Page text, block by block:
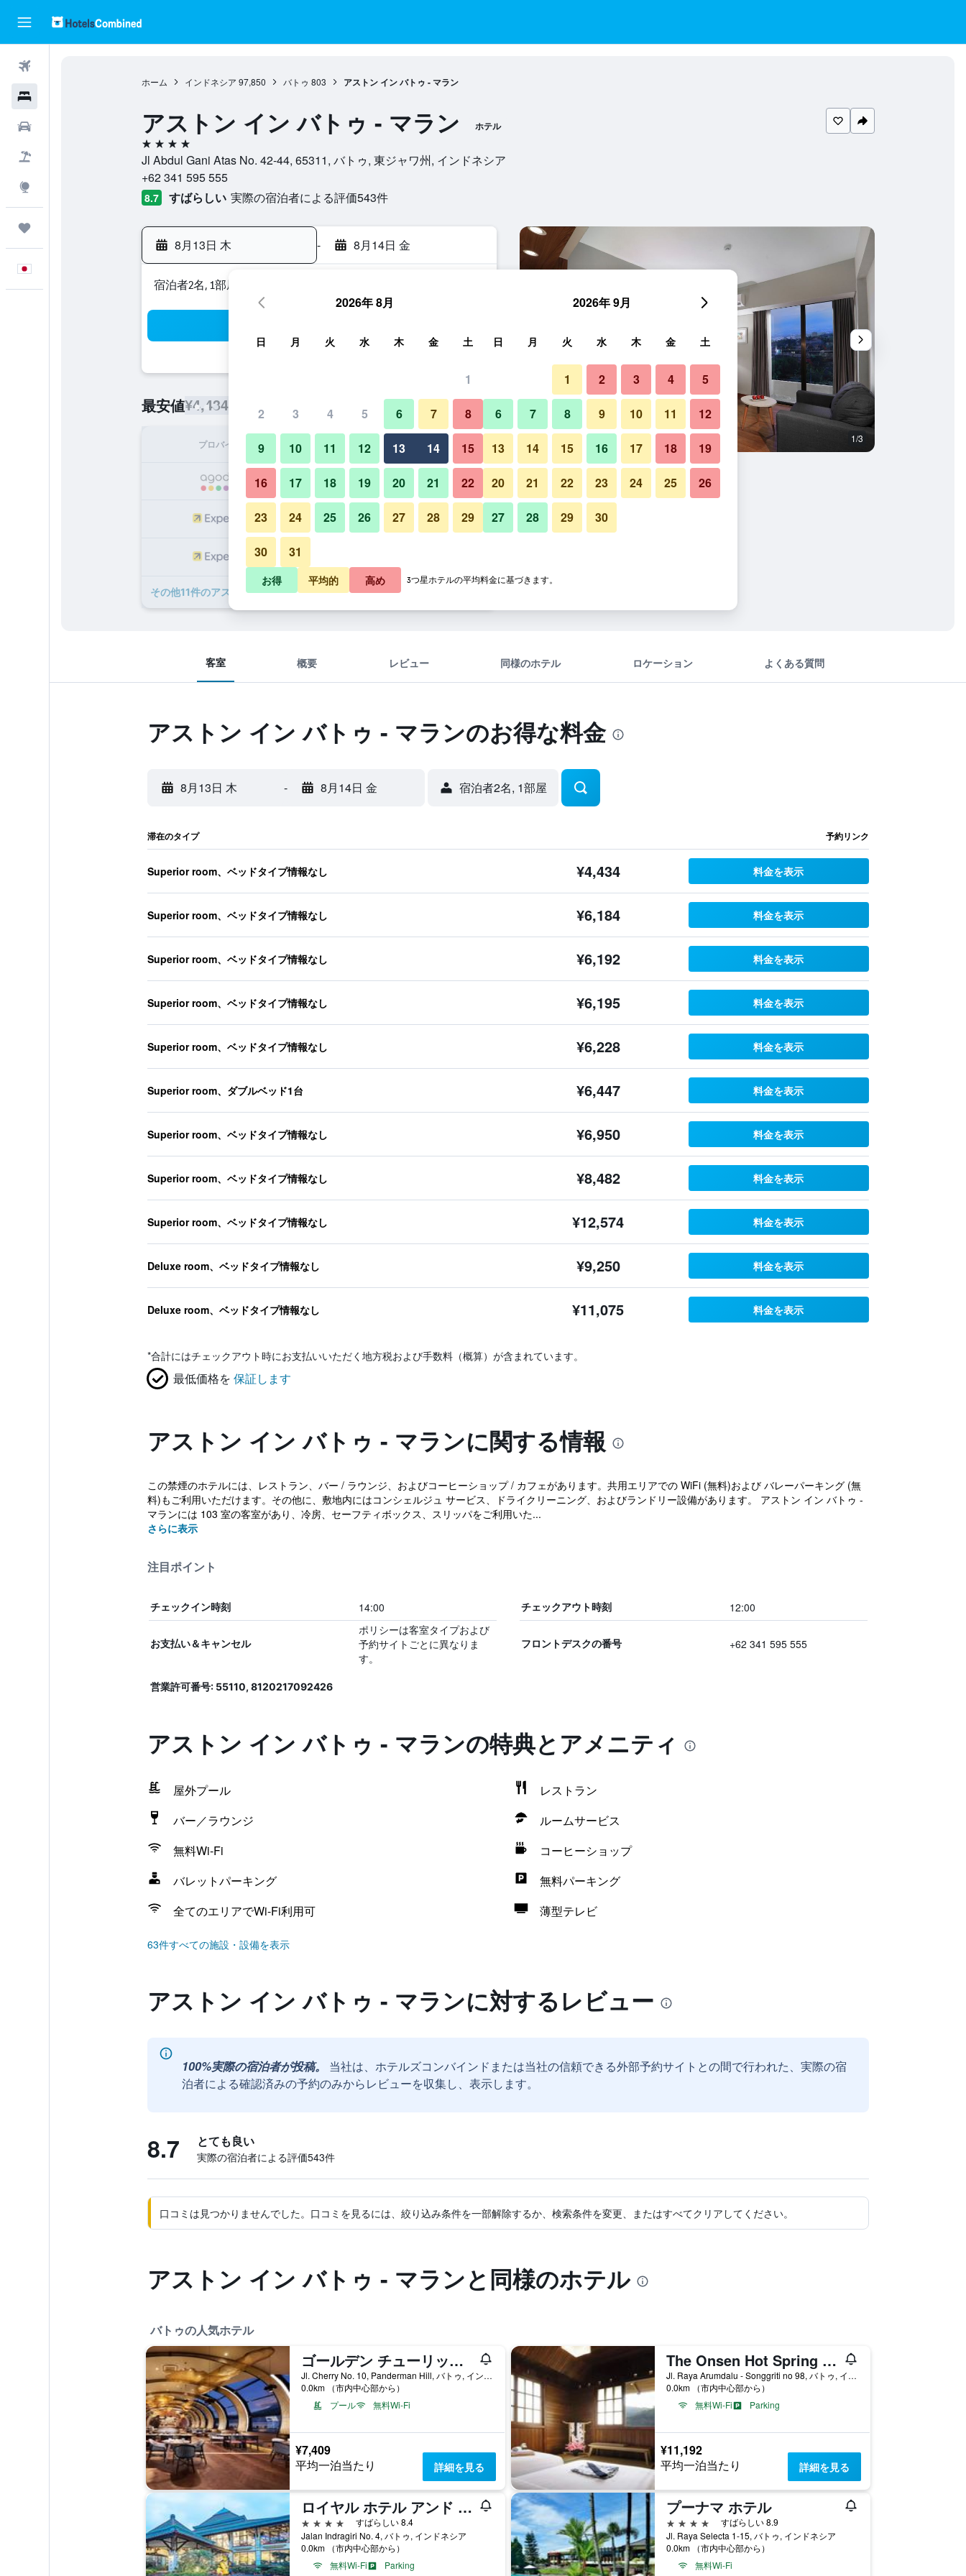
ホーム インドネシア 97,850 バトゥ 803 アストン イン バトゥ - マラン
アストン イン バトゥ - マラン ホテル
4つ星
Jl Abdul Gani Atas No. 42-44, 65311, バトゥ, 東ジャワ州, インドネシア
+62 341 595 555
8.7 すばらしい 実際の宿泊者による評価543​件
8月13日 木 - 8月14日 金
宿泊者2名, 1​部屋
最安値¥4,434/ 1泊あたりの宿泊料金の最安値
プロバイダ 1泊あたり合計
¥4,434 プランを見る
¥6,184 プランを見る
​その他11​件のアストン イン バトゥ - マランのオファー
その他 1/3
アストン イン バトゥ - マランの写真
客室 概要 レビュー 同様のホテル ロケーション よくある質問
アストン イン バトゥ - マランのお得な料金
8月13日 木 - 8月14日 金 宿泊者2名, 1​部屋
滞在のタイプ 予約リンク
Superior room、ベッドタイプ情報なし ¥4,434 料金を表示
Superior room、ベッドタイプ情報なし ¥6,184 料金を表示
Superior room、ベッドタイプ情報なし ¥6,192 料金を表示
Superior room、ベッドタイプ情報なし ¥6,195 料金を表示
Superior room、ベッドタイプ情報なし ¥6,228 料金を表示
Superior room、ダブルベッド1台 ¥6,447 料金を表示
Superior room、ベッドタイプ情報なし ¥6,950 料金を表示
Superior room、ベッドタイプ情報なし ¥8,482 料金を表示
Superior room、ベッドタイプ情報なし ¥12,574 料金を表示
Deluxe room、ベッドタイプ情報なし ¥9,250 料金を表示
Deluxe room、ベッドタイプ情報なし ¥11,075 料金を表示
*合計にはチェックアウト時にお支払いいただく地方税および手数料（概算）が含まれています。
最低価格を 保証します
アストン イン バトゥ - マランに関する情報
この禁煙のホテルには、レストラン、バー / ラウンジ、およびコーヒーショップ / カフェがあります。共用エリアでの WiFi (無料)および バレーパーキング (無
料)もご利用いただけます。その他に、敷地内にはコンシェルジュ サービス、ドライクリーニング、およびランドリー設備があります。 アストン イン バトゥ -
マランには 103 室の客室があり、冷房、セーフティボックス、スリッパをご利用いた...
さらに表示
注目ポイント
チェックイン時刻 14:00 チェックアウト時刻 12:00
お支払い＆キャンセル
ポリシーは客室タイプおよび
予約サイトごとに異なりま
す。
フロントデスクの番号 +62 341 595 555
営業許可番号: 55110, 8120217092426
アストン イン バトゥ - マランの特典とアメニティ
屋外プール
レストラン
バー／ラウンジ
ルームサービス
無料Wi-Fi
コーヒーショップ
バレットパーキング
無料パーキング
全てのエリアでWi-Fi利用可
薄型テレビ
63件すべての施設・設備を表示
アストン イン バトゥ - マランに対するレビュー
100%実際の宿泊者が投稿。
当社は、ホテルズコンバインドまたは当社の信頼できる外部予約サイトとの間で行われた、実際の宿
泊者による確認済みの予約のみからレビューを収集し、表示します。
8.7 とても良い
実際の宿泊者による評価543​件
口コミは見つかりませんでした。口コミを見るには、絞り込み条件を一部解除するか、検索条件を変更、またはすべてクリアしてください。
アストン イン バトゥ - マランと同様のホテル
バトゥの人気ホテル
ゴールデン チューリップ ホーランド リゾート
Jl. Cherry No. 10, Panderman Hill, バトゥ, インドネシア
0.0km （市内中心部から）
プール
無料Wi-Fi
¥7,409
平均一泊当たり 詳細を見る
The Onsen Hot Spring Resort
Jl. Raya Arumdalu - Songgriti no 98, バトゥ, インドネシア
0.0km （市内中心部から）
無料Wi-Fi
Parking
¥11,192
平均一泊当たり 詳細を見る
ロイヤル ホテル アンド ヴィラ バトゥ
4つ星
すばらしい 8.4
Jalan Indragiri No. 4, バトゥ, インドネシア
0.0km （市内中心部から）
無料Wi-Fi
Parking
プーナマ ホテル
4つ星
すばらしい 8.9
Jl. Raya Selecta 1-15, バトゥ, インドネシア
0.0km （市内中心部から）
無料Wi-Fi
2026年 8月
日 月 火 水 木 金 土
1
2 3 4 5 6 7 8
9 10 11 12 13 14 15
16 17 18 19 20 21 22
23 24 25 26 27 28 29
30 31
2026年 9月
日 月 火 水 木 金 土
1 2 3 4 5
6 7 8 9 10 11 12
13 14 15 16 17 18 19
20 21 22 23 24 25 26
27 28 29 30
お得 平均的 高め 3つ星ホテルの平均料金に基づきます。